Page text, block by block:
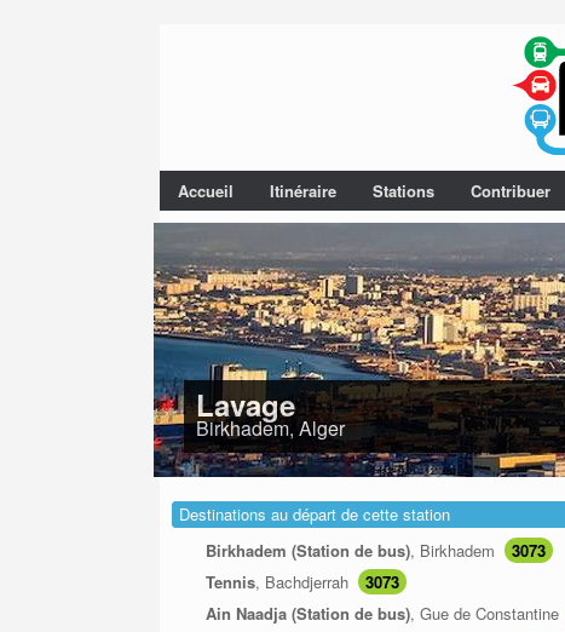
Accueil Itinéraire Stations Contribuer
Lavage
Birkhadem, Alger
Destinations au départ de cette station
Birkhadem (Station de bus), Birkhadem
3073
Tennis, Bachdjerrah
3073
Ain Naadja (Station de bus), Gue de Constantine